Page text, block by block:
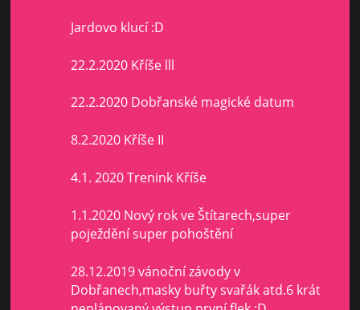
Jardovo klucí :D
22.2.2020 Kříše lll
22.2.2020 Dobřanské magické datum
8.2.2020 Kříše II
4.1. 2020 Trenink Kříše
1.1.2020 Nový rok ve Štítarech,super
poježdění super pohoštění
28.12.2019 vánoční závody v
Dobřanech,masky buřty svařák atd.6 krát